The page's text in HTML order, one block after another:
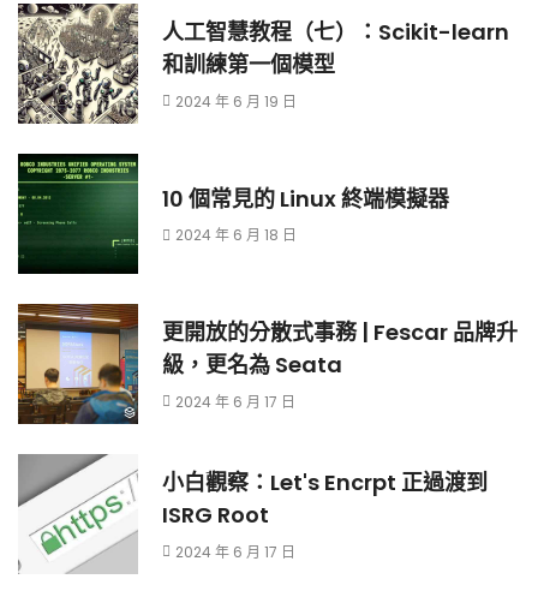
人工智慧教程（七）：Scikit-learn
和訓練第一個模型
2024 年 6 月 19 日
10 個常見的 Linux 終端模擬器
2024 年 6 月 18 日
更開放的分散式事務 | Fescar 品牌升
級，更名為 Seata
2024 年 6 月 17 日
小白觀察：Let's Encrpt 正過渡到
ISRG Root
2024 年 6 月 17 日